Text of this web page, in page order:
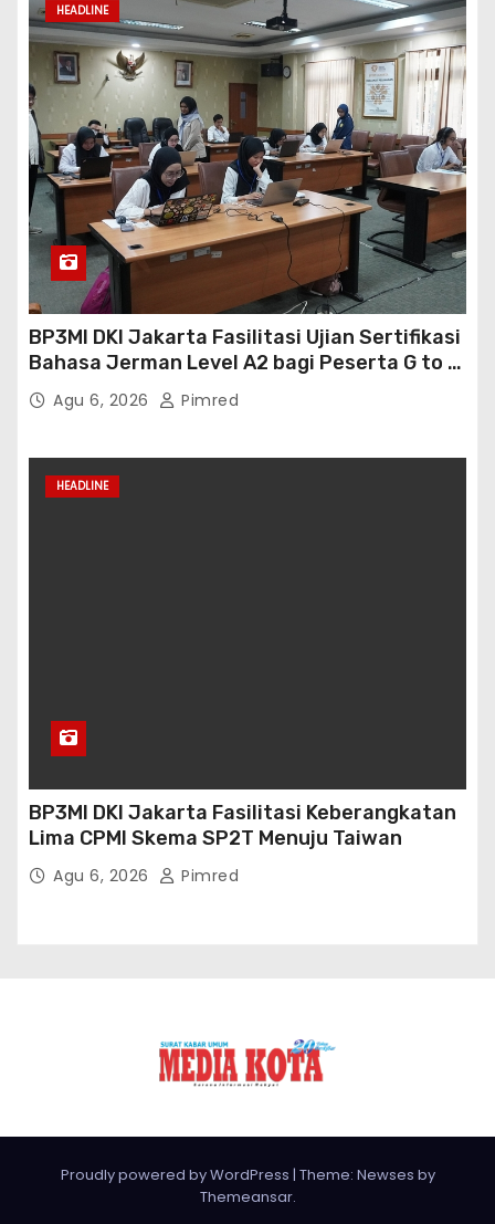
HEADLINE
BP3MI DKI Jakarta Fasilitasi Ujian Sertifikasi
Bahasa Jerman Level A2 bagi Peserta G to G
Jerman Batch VII
Agu 6, 2026 Pimred
HEADLINE
BP3MI DKI Jakarta Fasilitasi Keberangkatan
Lima CPMI Skema SP2T Menuju Taiwan
Agu 6, 2026 Pimred
Proudly powered by WordPress | Theme: Newses by
Themeansar.